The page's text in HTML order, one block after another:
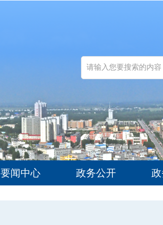
要闻中心 政务公开